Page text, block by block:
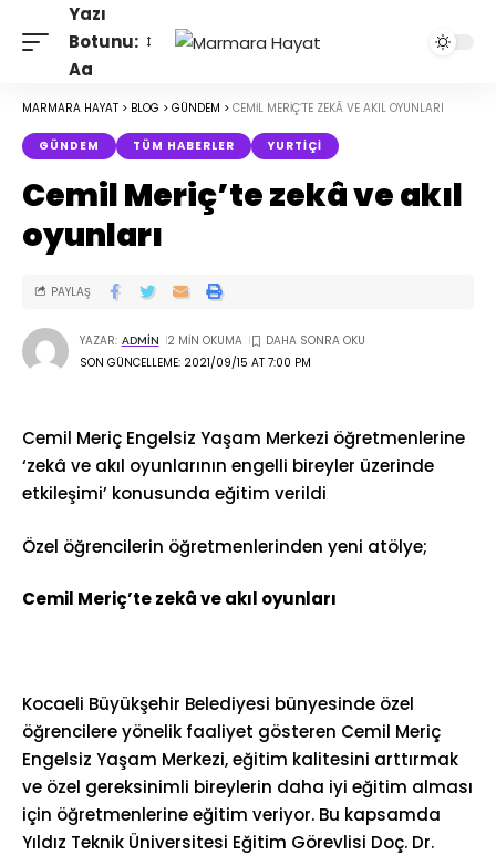
Yazı
Botunu:
Aa
MARMARA HAYAT > BLOG > GÜNDEM > CEMIL MERIÇ’TE ZEKÂ VE AKIL OYUNLARI
GÜNDEM TÜM HABERLER YURTIÇI
Cemil Meriç’te zekâ ve akıl
oyunları
SON GÜNCELLEME: 2021/09/15 AT 7:00 PM
YAZAR: ADMIN 2 MIN OKUMA
PAYLAŞ
Cemil Meriç Engelsiz Yaşam Merkezi öğretmenlerine
‘zekâ ve akıl oyunlarının engelli bireyler üzerinde
etkileşimi’ konusunda eğitim verildi
Özel öğrencilerin öğretmenlerinden yeni atölye;
Cemil Meriç’te zekâ ve akıl oyunları
Kocaeli Büyükşehir Belediyesi bünyesinde özel
öğrencilere yönelik faaliyet gösteren Cemil Meriç
Engelsiz Yaşam Merkezi, eğitim kalitesini arttırmak
ve özel gereksinimli bireylerin daha iyi eğitim alması
için öğretmenlerine eğitim veriyor. Bu kapsamda
Yıldız Teknik Üniversitesi Eğitim Görevlisi Doç. Dr.